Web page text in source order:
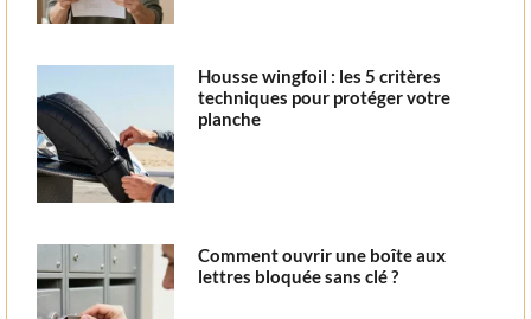
Housse wingfoil : les 5 critères
techniques pour protéger votre
planche
Comment ouvrir une boîte aux
lettres bloquée sans clé ?